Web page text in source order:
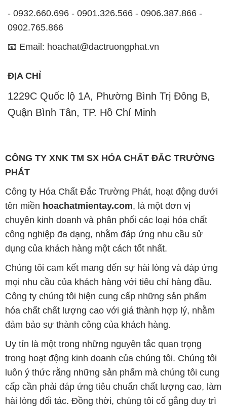
- 0932.660.696 - 0901.326.566 - 0906.387.866 -
0902.765.866
📧 Email: hoachat@dactruongphat.vn
ĐỊA CHỈ
1229C Quốc lộ 1A, Phường Bình Trị Đông B,
Quận Bình Tân, TP. Hồ Chí Minh
CÔNG TY XNK TM SX HÓA CHẤT ĐẮC TRƯỜNG
PHÁT
Công ty Hóa Chất Đắc Trường Phát, hoạt động dưới
tên miền hoachatmientay.com, là một đơn vị
chuyên kinh doanh và phân phối các loại hóa chất
công nghiệp đa dạng, nhằm đáp ứng nhu cầu sử
dụng của khách hàng một cách tốt nhất.
Chúng tôi cam kết mang đến sự hài lòng và đáp ứng
mọi nhu cầu của khách hàng với tiêu chí hàng đầu.
Công ty chúng tôi hiện cung cấp những sản phẩm
hóa chất chất lượng cao với giá thành hợp lý, nhằm
đảm bảo sự thành công của khách hàng.
Uy tín là một trong những nguyên tắc quan trọng
trong hoạt động kinh doanh của chúng tôi. Chúng tôi
luôn ý thức rằng những sản phẩm mà chúng tôi cung
cấp cần phải đáp ứng tiêu chuẩn chất lượng cao, làm
hài lòng đối tác. Đồng thời, chúng tôi cố gắng duy trì